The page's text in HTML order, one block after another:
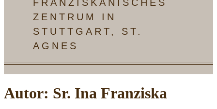
FRANZISKANISCHES
ZENTRUM IN
STUTTGART, ST.
AGNES
Autor: Sr. Ina Franziska